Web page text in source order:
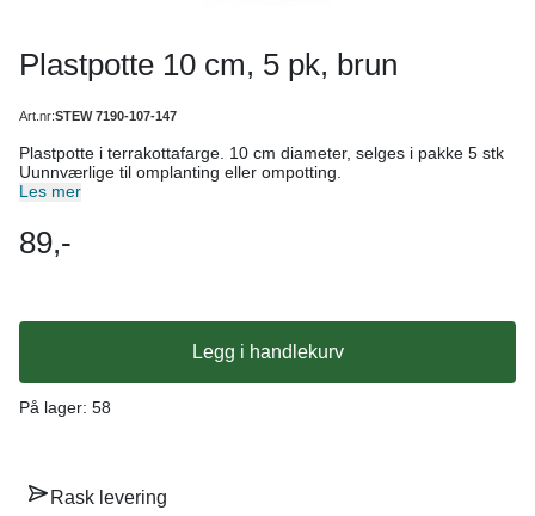
Plastpotte 10 cm, 5 pk, brun
Art.nr:STEW 7190-107-147
Plastpotte i terrakottafarge. 10 cm diameter, selges i pakke 5 stk
Les mer
89,-
Legg i handlekurv
På lager: 58
Rask levering